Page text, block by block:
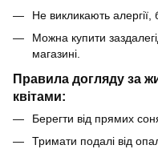
Не викликають алергії,
Можна купити
магазині.
Правила догляду за
квітами:
Берегти від прямих
Тримати подалі від